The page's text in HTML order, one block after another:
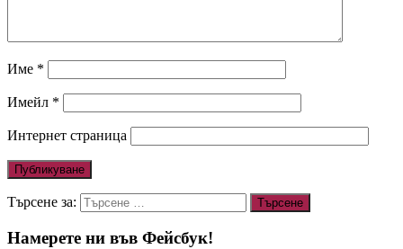
Име *
Имейл *
Интернет страница
Търсене за:
Намерете ни във Фейсбук!